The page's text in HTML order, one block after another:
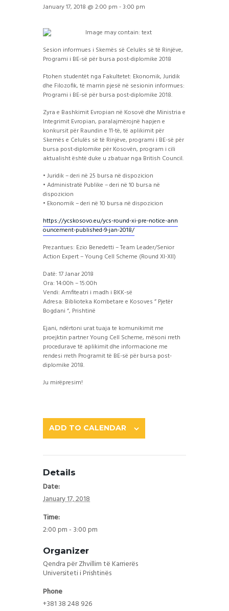
January 17, 2018 @ 2:00 pm -3:00 pm
Sesion informues i Skemës së Celulës së të Rinjëve,
Programi i BE-së për bursa post-diplomike 2018
Ftohen studentët nga Fakultetet: Ekonomik, Juridik
dhe Filozofik, të marrin pjesë në sesionin informues:
Programi i BE-së për bursa post-diplomike 2018.
Zyra e Bashkimit Evropian në Kosovë dhe Ministria e
Integrimit Evropian, paralajmërojnë hapjen e
konkursit për Raundin e 11-të, të aplikimit për
Skemës e Celulës së të Rinjëve, programi i BE-së për
bursa post-diplomike për Kosovën, program i cili
aktualisht është duke u zbatuar nga British Council.
• Juridik – deri në 25 bursa në dispozicion
• Administratë Publike – deri në 10 bursa në
dispozicion
• Ekonomik – deri në 10 bursa në dispozicion
https://ycskosovo.eu/ycs-round-xi-pre-notice-ann
ouncement-published-9-jan-2018/
Prezantues: Ezio Benedetti – Team Leader/Senior
Action Expert – Young Cell Scheme (Round XI-XII)
Datë: 17 Janar 2018
Ora: 14:00h – 15:00h
Vendi: Amfiteatri i madh i BKK-së
Adresa: Biblioteka Kombetare e Kosoves ” Pjetër
Bogdani “, Prishtinë
Ejani, ndërtoni urat tuaja te komunikimit me
proejktin partner Young Cell Scheme, mësoni rreth
procedurave të aplikimit dhe informacione me
rendesi rreth Programit të BE-së për bursa post-
diplomike 2018.
Ju mirëpresim!
ADD TO CALENDAR
Details
Date:
January 17, 2018
Time:
2:00 pm - 3:00 pm
Organizer
Qendra për Zhvillim të Karrierës
Universiteti i Prishtinës
Phone
+381 38 248 926